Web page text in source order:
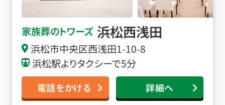
家族葬のトワーズ 浜松西浅田
浜松市中央区西浅田1-10-8
浜松駅よりタクシーで5分
電話をかける 詳細へ